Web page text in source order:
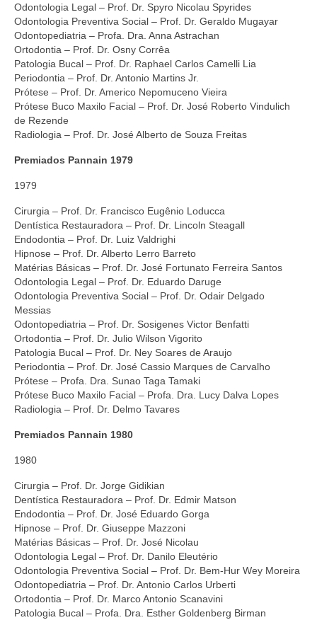
Odontologia Legal – Prof. Dr. Spyro Nicolau Spyrides
Odontologia Preventiva Social – Prof. Dr. Geraldo Mugayar
Odontopediatria – Profa. Dra. Anna Astrachan
Ortodontia – Prof. Dr. Osny Corrêa
Patologia Bucal – Prof. Dr. Raphael Carlos Camelli Lia
Periodontia – Prof. Dr. Antonio Martins Jr.
Prótese – Prof. Dr. Americo Nepomuceno Vieira
Prótese Buco Maxilo Facial – Prof. Dr. José Roberto Vindulich
de Rezende
Radiologia – Prof. Dr. José Alberto de Souza Freitas
Premiados Pannain 1979
1979
Cirurgia – Prof. Dr. Francisco Eugênio Loducca
Dentística Restauradora – Prof. Dr. Lincoln Steagall
Endodontia – Prof. Dr. Luiz Valdrighi
Hipnose – Prof. Dr. Alberto Lerro Barreto
Matérias Básicas – Prof. Dr. José Fortunato Ferreira Santos
Odontologia Legal – Prof. Dr. Eduardo Daruge
Odontologia Preventiva Social – Prof. Dr. Odair Delgado
Messias
Odontopediatria – Prof. Dr. Sosigenes Victor Benfatti
Ortodontia – Prof. Dr. Julio Wilson Vigorito
Patologia Bucal – Prof. Dr. Ney Soares de Araujo
Periodontia – Prof. Dr. José Cassio Marques de Carvalho
Prótese – Profa. Dra. Sunao Taga Tamaki
Prótese Buco Maxilo Facial – Profa. Dra. Lucy Dalva Lopes
Radiologia – Prof. Dr. Delmo Tavares
Premiados Pannain 1980
1980
Cirurgia – Prof. Dr. Jorge Gidikian
Dentística Restauradora – Prof. Dr. Edmir Matson
Endodontia – Prof. Dr. José Eduardo Gorga
Hipnose – Prof. Dr. Giuseppe Mazzoni
Matérias Básicas – Prof. Dr. José Nicolau
Odontologia Legal – Prof. Dr. Danilo Eleutério
Odontologia Preventiva Social – Prof. Dr. Bem-Hur Wey Moreira
Odontopediatria – Prof. Dr. Antonio Carlos Urberti
Ortodontia – Prof. Dr. Marco Antonio Scanavini
Patologia Bucal – Profa. Dra. Esther Goldenberg Birman